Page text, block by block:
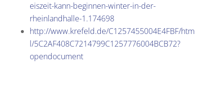
eiszeit-kann-beginnen-winter-in-der-
rheinlandhalle-1.174698
http://www.krefeld.de/C1257455004E4FBF/htm
l/5C2AF408C7214799C1257776004BCB72?
opendocument